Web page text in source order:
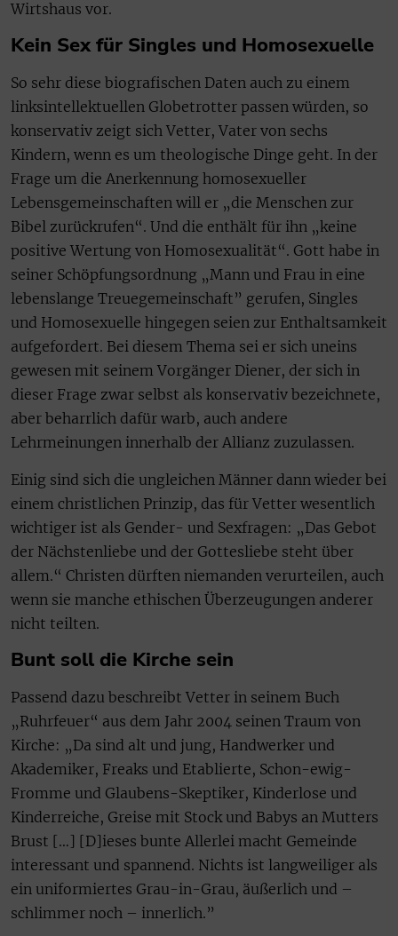
Wirtshaus vor.
Kein Sex für Singles und Homosexuelle
So sehr diese biografischen Daten auch zu einem
linksintellektuellen Globetrotter passen würden, so
konservativ zeigt sich Vetter, Vater von sechs
Kindern, wenn es um theologische Dinge geht. In der
Frage um die Anerkennung homosexueller
Lebensgemeinschaften will er „die Menschen zur
Bibel zurückrufen“. Und die enthält für ihn „keine
positive Wertung von Homosexualität“. Gott habe in
seiner Schöpfungsordnung „Mann und Frau in eine
lebenslange Treuegemeinschaft” gerufen, Singles
und Homosexuelle hingegen seien zur Enthaltsamkeit
aufgefordert. Bei diesem Thema sei er sich uneins
gewesen mit seinem Vorgänger Diener, der sich in
dieser Frage zwar selbst als konservativ bezeichnete,
aber beharrlich dafür warb, auch andere
Lehrmeinungen innerhalb der Allianz zuzulassen.
Einig sind sich die ungleichen Männer dann wieder bei
einem christlichen Prinzip, das für Vetter wesentlich
wichtiger ist als Gender- und Sexfragen: „Das Gebot
der Nächstenliebe und der Gottesliebe steht über
allem.“ Christen dürften niemanden verurteilen, auch
wenn sie manche ethischen Überzeugungen anderer
nicht teilten.
Bunt soll die Kirche sein
Passend dazu beschreibt Vetter in seinem Buch
„Ruhrfeuer“ aus dem Jahr 2004 seinen Traum von
Kirche: „Da sind alt und jung, Handwerker und
Akademiker, Freaks und Etablierte, Schon-ewig-
Fromme und Glaubens-Skeptiker, Kinderlose und
Kinderreiche, Greise mit Stock und Babys an Mutters
Brust […] [D]ieses bunte Allerlei macht Gemeinde
interessant und spannend. Nichts ist langweiliger als
ein uniformiertes Grau-in-Grau, äußerlich und –
schlimmer noch – innerlich.”